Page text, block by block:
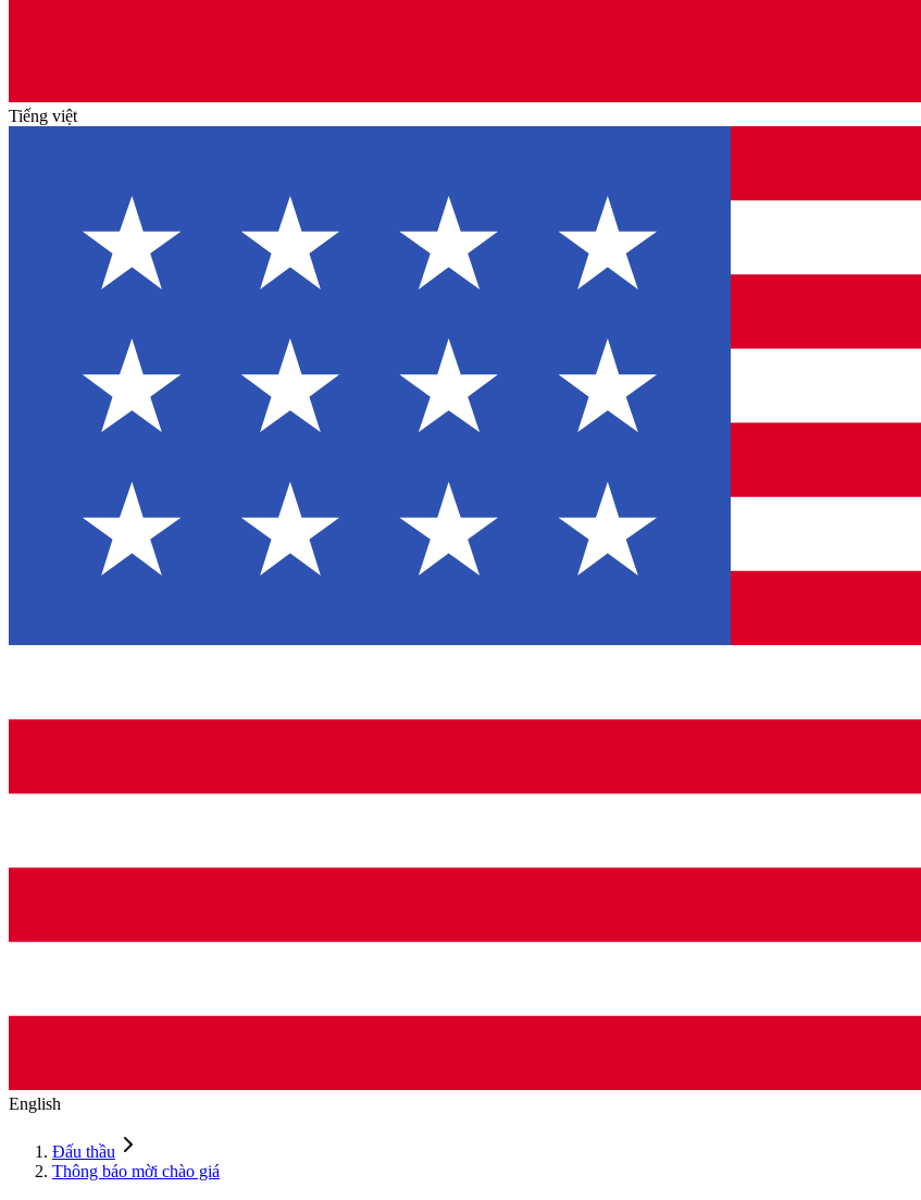
Tiếng việt
English
Đấu thầu
Thông báo mời chào giá